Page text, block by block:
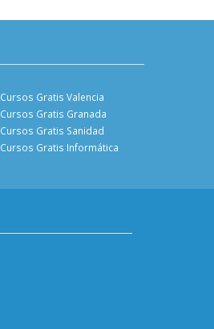
Cursos Gratis Valencia
Cursos Gratis Granada
Cursos Gratis Sanidad
Cursos Gratis Informática